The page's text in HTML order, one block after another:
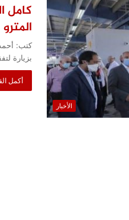
الأخبار
كامل
المترو
كتب: أحمد
بزيارة
أكمل